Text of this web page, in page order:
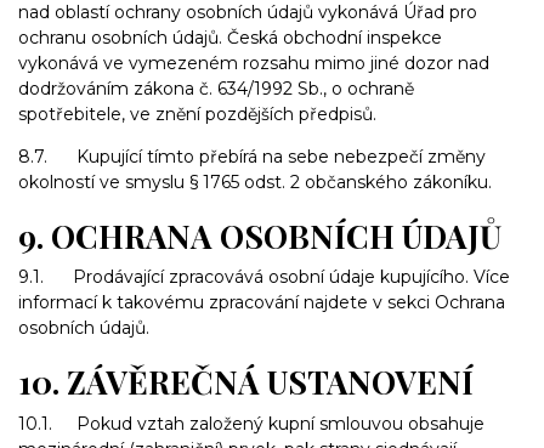
nad oblastí ochrany osobních údajů vykonává Úřad pro
ochranu osobních údajů. Česká obchodní inspekce
vykonává ve vymezeném rozsahu mimo jiné dozor nad
dodržováním zákona č. 634/1992 Sb., o ochraně
spotřebitele, ve znění pozdějších předpisů.
8.7. Kupující tímto přebírá na sebe nebezpečí změny
okolností ve smyslu § 1765 odst. 2 občanského zákoníku.
9. OCHRANA OSOBNÍCH ÚDAJŮ
9.1. Prodávající zpracovává osobní údaje kupujícího. Více
informací k takovému zpracování najdete v sekci Ochrana
osobních údajů.
10. ZÁVĚREČNÁ USTANOVENÍ
10.1. Pokud vztah založený kupní smlouvou obsahuje